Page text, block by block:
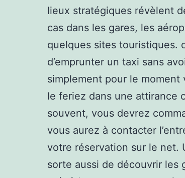
lieux stratégiques révèlent
cas dans les gares, les
quelques sites touristiques.
d’emprunter un taxi sans
simplement pour le
le feriez dans une attirance
souvent, vous devrez
vous aurez à contacter
votre réservation sur le net.
sorte aussi de découvrir les